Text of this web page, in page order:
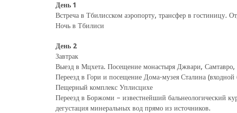
День 1
Встреча в Тбилисском аэропорту, трансфер в гостиницу.
Ночь в Тбилиси
День 2
Завтрак
Выезд в Мцхета. Посещение монастыря Джвари, Самтавро,
Переезд в Гори и посещение Дома-музея Сталина (входной
Пещерный комплекс Уплисцихе
Переезд в Боржоми – известнейший бальнеологический
дегустация минеральных вод прямо из источников.